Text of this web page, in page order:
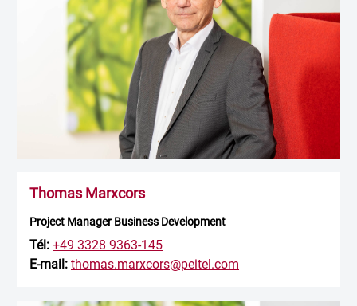
Thomas Marxcors
Project Manager Business Development
Tél: +49 3328 9363-145
E-mail: thomas.marxcors@peitel.com